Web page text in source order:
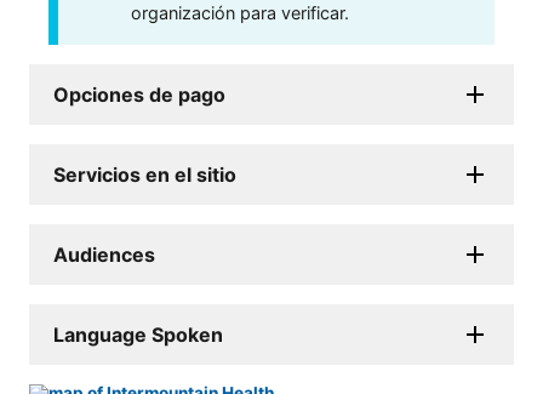
organización para verificar.
Opciones de pago
Servicios en el sitio
Audiences
Language Spoken